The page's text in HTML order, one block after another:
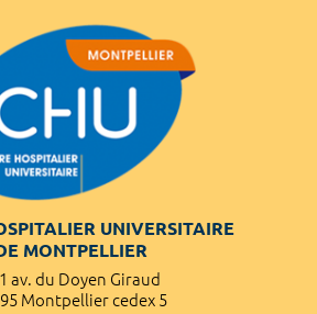
UNIVERSITAIRE
MONTPELLIER
av. du Doyen Giraud
Montpellier cedex 5